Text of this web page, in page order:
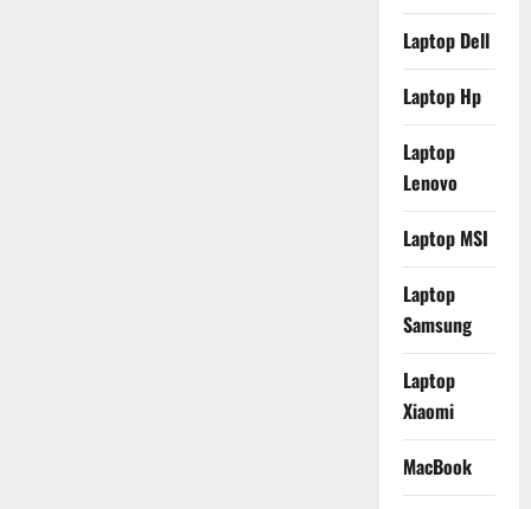
Laptop Dell
Laptop Hp
Laptop
Lenovo
Laptop MSI
Laptop
Samsung
Laptop
Xiaomi
MacBook